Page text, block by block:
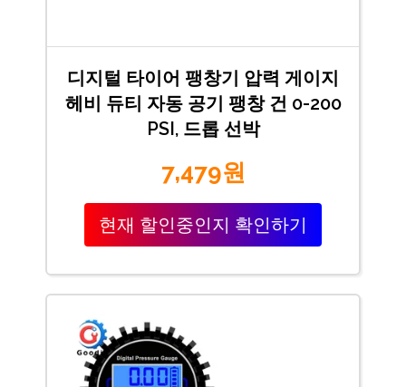
디지털 타이어 팽창기 압력 게이지
헤비 듀티 자동 공기 팽창 건 0-200
PSI, 드롭 선박
7,479원
현재 할인중인지 확인하기